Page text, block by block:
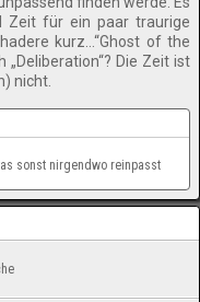
Zeit für ein paar traurige
kurz…“Ghost of the
„Deliberation“? Die Zeit ist
nicht.
sonst nirgendwo reinpasst